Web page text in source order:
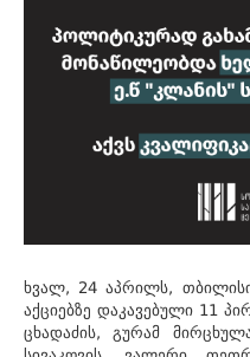
ხვალ, 24 აპრილს,
აქციებზე დაკავებული 11
ცხადაძის, გურამ